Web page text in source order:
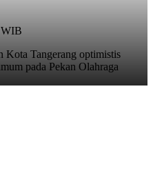
WIB
Kota Tangerang optimistis
pada Pekan Olahraga